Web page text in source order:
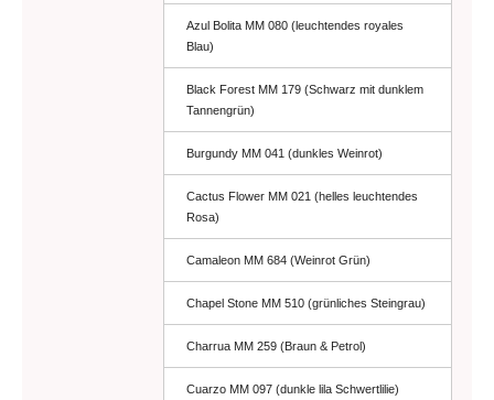
Azul Bolita MM 080 (leuchtendes royales
Blau)
Black Forest MM 179 (Schwarz mit dunklem
Tannengrün)
Burgundy MM 041 (dunkles Weinrot)
Cactus Flower MM 021 (helles leuchtendes
Rosa)
Camaleon MM 684 (Weinrot Grün)
Chapel Stone MM 510 (grünliches Steingrau)
Charrua MM 259 (Braun & Petrol)
Cuarzo MM 097 (dunkle lila Schwertlilie)